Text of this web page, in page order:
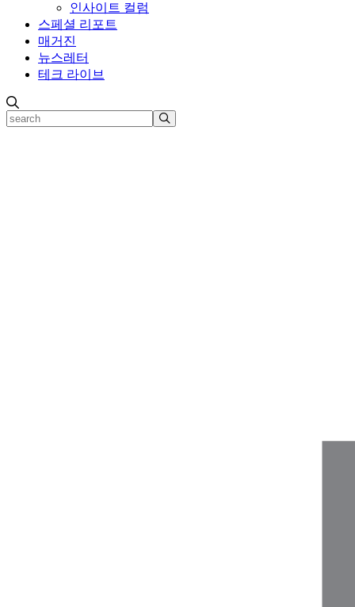
인사이트 컬럼
스페셜 리포트
매거진
뉴스레터
테크 라이브